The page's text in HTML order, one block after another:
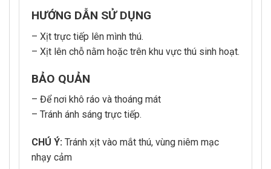
HƯỚNG DẪN SỬ DỤNG
– Xịt trực tiếp lên mình thú.
– Xịt lên chỗ nằm hoặc trên khu vực thú sinh hoạt.
BẢO QUẢN
– Để nơi khô ráo và thoáng mát
– Tránh ánh sáng trực tiếp.
CHÚ Ý: Tránh xịt vào mắt thú, vùng niêm mạc
nhạy cảm